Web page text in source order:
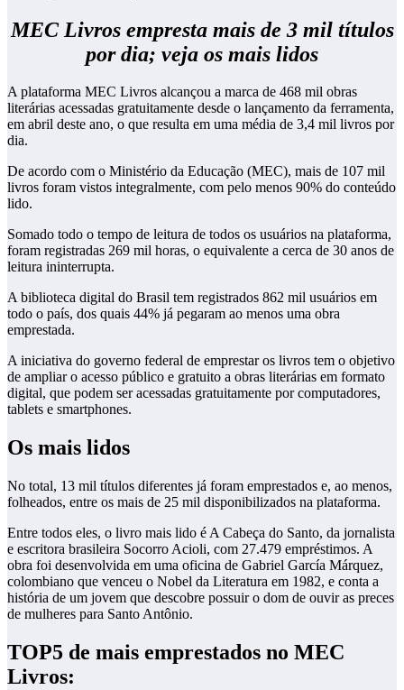
MEC Livros empresta mais de 3 mil títulos
por dia; veja os mais lidos
A plataforma MEC Livros alcançou a marca de 468 mil obras
literárias acessadas gratuitamente desde o lançamento da ferramenta,
em abril deste ano, o que resulta em uma média de 3,4 mil livros por
dia.
De acordo com o Ministério da Educação (MEC), mais de 107 mil
livros foram vistos integralmente, com pelo menos 90% do conteúdo
lido.
Somado todo o tempo de leitura de todos os usuários na plataforma,
foram registradas 269 mil horas, o equivalente a cerca de 30 anos de
leitura ininterrupta.
A biblioteca digital do Brasil tem registrados 862 mil usuários em
todo o país, dos quais 44% já pegaram ao menos uma obra
emprestada.
A iniciativa do governo federal de emprestar os livros tem o objetivo
de ampliar o acesso público e gratuito a obras literárias em formato
digital, que podem ser acessadas gratuitamente por computadores,
tablets e smartphones.
Os mais lidos
No total, 13 mil títulos diferentes já foram emprestados e, ao menos,
folheados, entre os mais de 25 mil disponibilizados na plataforma.
Entre todos eles, o livro mais lido é A Cabeça do Santo, da jornalista
e escritora brasileira Socorro Acioli, com 27.479 empréstimos. A
obra foi desenvolvida em uma oficina de Gabriel García Márquez,
colombiano que venceu o Nobel da Literatura em 1982, e conta a
história de um jovem que descobre possuir o dom de ouvir as preces
de mulheres para Santo Antônio.
TOP5 de mais emprestados no MEC
Livros: